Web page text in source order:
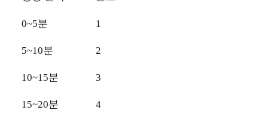
0~5분 1
5~10분 2
10~15분 3
15~20분 4